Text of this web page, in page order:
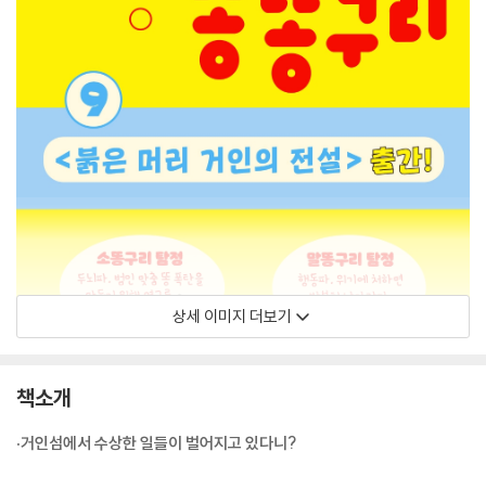
상세 이미지 더보기
책소개
·거인섬에서 수상한 일들이 벌어지고 있다니?